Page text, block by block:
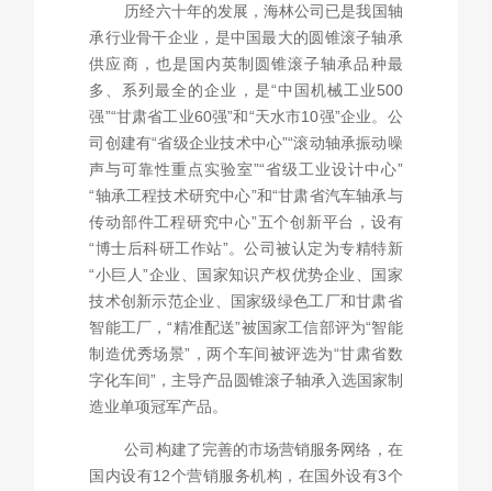
历经六十年的发展，海林公司已是我国轴
承行业骨干企业，是中国最大的圆锥滚子轴承
供应商，也是国内英制圆锥滚子轴承品种最
多、系列最全的企业，是“中国机械工业500
强”“甘肃省工业60强”和“天水市10强”企业。公
司创建有“省级企业技术中心”“滚动轴承振动噪
声与可靠性重点实验室”“省级工业设计中心”
“轴承工程技术研究中心”和“甘肃省汽车轴承与
传动部件工程研究中心”五个创新平台，设有
“博士后科研工作站”。公司被认定为专精特新
“小巨人”企业、国家知识产权优势企业、国家
技术创新示范企业、国家级绿色工厂和甘肃省
智能工厂，“精准配送”被国家工信部评为“智能
制造优秀场景”，两个车间被评选为“甘肃省数
字化车间”，主导产品圆锥滚子轴承入选国家制
造业单项冠军产品。
公司构建了完善的市场营销服务网络，在
国内设有12个营销服务机构，在国外设有3个